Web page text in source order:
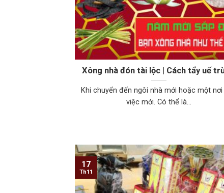
Xông nhà đón tài lộc | Cách tẩy uế
Khi chuyển đến ngôi nhà mới hoặc một nơi
việc mới. Có thể là...
17
Th11